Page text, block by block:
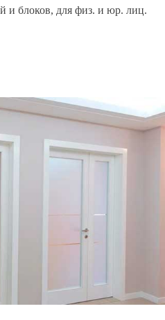
и блоков, для физ. и юр. лиц.